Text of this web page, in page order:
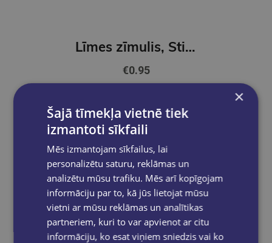
Līmes zīmulis, Stick Tix, 21 gr
€0.95
×
Šajā tīmekļa vietnē tiek
izmantoti sīkfaili
Mēs izmantojam sīkfailus, lai
personalizētu saturu, reklāmas un
analizētu mūsu trafiku. Mēs arī kopīgojam
informāciju par to, kā jūs lietojat mūsu
vietni ar mūsu reklāmas un analītikas
partneriem, kuri to var apvienot ar citu
informāciju, ko esat viņiem sniedzis vai ko